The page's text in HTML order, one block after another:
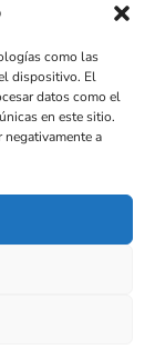
como las
dispositivo. El
datos como el
en este sitio.
a
| LMDV ©